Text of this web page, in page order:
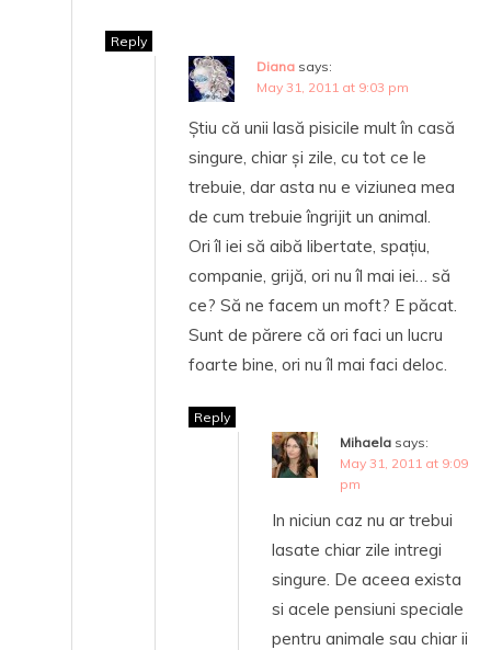
Reply
Diana says:
May 31, 2011 at 9:03 pm
Știu că unii lasă pisicile mult în casă
singure, chiar și zile, cu tot ce le
trebuie, dar asta nu e viziunea mea
de cum trebuie îngrijit un animal.
Ori îl iei să aibă libertate, spațiu,
companie, grijă, ori nu îl mai iei… să
ce? Să ne facem un moft? E păcat.
Sunt de părere că ori faci un lucru
foarte bine, ori nu îl mai faci deloc.
Reply
Mihaela says:
May 31, 2011 at 9:09
pm
In niciun caz nu ar trebui
lasate chiar zile intregi
singure. De aceea exista
si acele pensiuni speciale
pentru animale sau chiar ii